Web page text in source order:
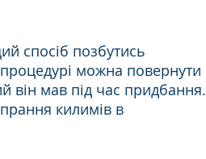
спосіб позбутись
можна повернути
він мав під час придбання.
килимів в